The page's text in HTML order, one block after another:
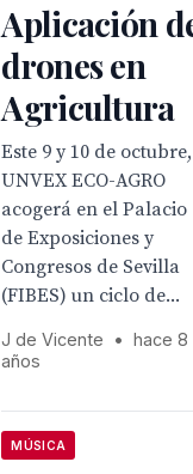
Aplicación
drones en
Agricultura
Este 9 y 10 de octubre,
UNVEX ECO-AGRO
acogerá en el Palacio
de Exposiciones y
Congresos de Sevilla
(FIBES) un ciclo de...
J de Vicente •
hace 8
años
MÚSICA